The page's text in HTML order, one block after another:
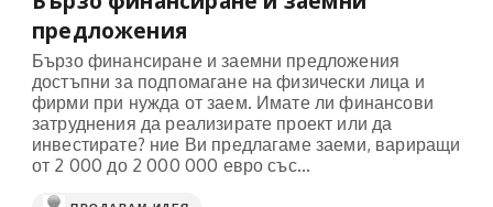
предложения
Бързо финансиране и заемни предложения
достъпни за подпомагане на физически лица и
фирми при нужда от заем. Имате ли финансови
затруднения да реализирате проект или да
инвестирате? ние Ви предлагаме заеми, вариращи
от 2 000 до 2 000 000 евро със...